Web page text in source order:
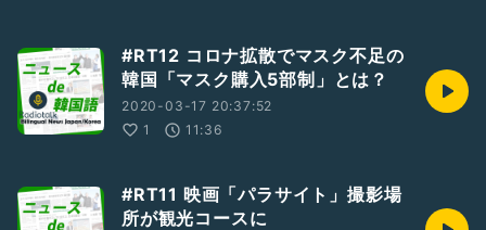
#RT12 コロナ拡散でマスク不足の
韓国「マスク購入5部制」とは？
2020-03-17 20:37:52
1
11:36
#RT11 映画「パラサイト」撮影場
所が観光コースに